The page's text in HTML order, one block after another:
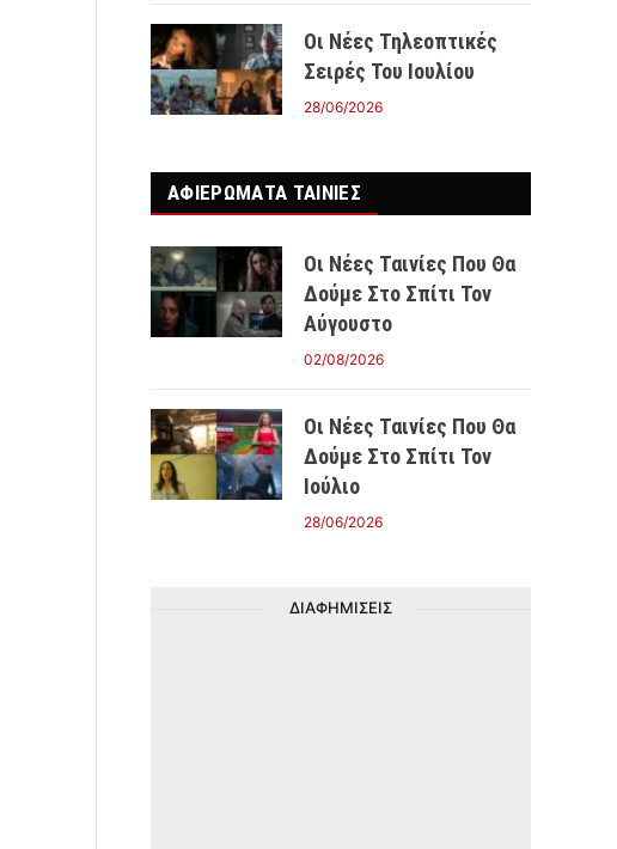
Οι Νέες Τηλεοπτικές
Σειρές Του Ιουλίου
28/06/2026
ΑΦΙΕΡΩΜΑΤΑ ΤΑΙΝΊΕΣ
Οι Νέες Ταινίες Που Θα
Δούμε Στο Σπίτι Τον
Αύγουστο
02/08/2026
Οι Νέες Ταινίες Που Θα
Δούμε Στο Σπίτι Τον
Ιούλιο
28/06/2026
ΔΙΑΦΗΜΙΣΕΙΣ